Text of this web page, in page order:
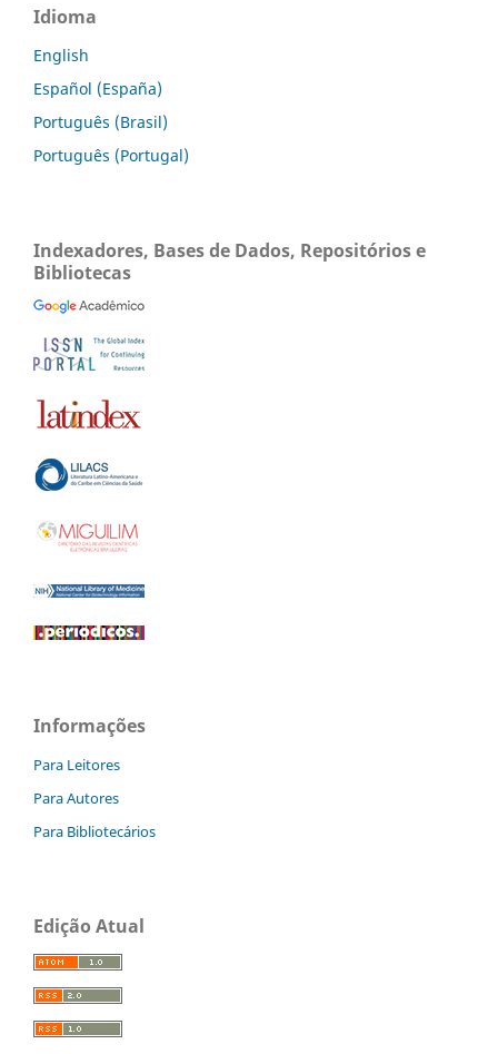
Idioma
English
Español (España)
Português (Brasil)
Português (Portugal)
Indexadores, Bases de Dados, Repositórios e
Bibliotecas
Informações
Para Leitores
Para Autores
Para Bibliotecários
Edição Atual